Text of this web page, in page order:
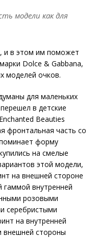
модели как для
и в этом им поможет
Dolce & Gabbana,
моделей очков.
для маленьких
в детские
Beauties
фронтальная часть со
форму
на смелые
этой модели,
на внешней стороне
гаммой внутренней
розовыми
серебристыми
на внутренней
внешней стороны